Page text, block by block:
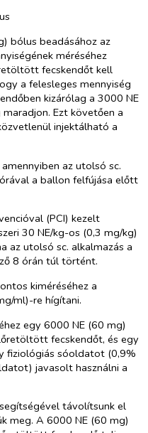
bólus beadásához az
méréséhez
fecskendőt kell
a felesleges mennyiség
kizárólag a 3000 NE
Ezt követően a
injektálható a
az utolsó sc.
a ballon felfújása előtt
(PCI) kezelt
30 NE/kg-os (0,3 mg/kg)
az utolsó sc. alkalmazás a
8 órán túl történt.
kiméréséhez a
ml)-re hígítani.
egy 6000 NE (60 mg)
fecskendőt, és egy
fiziológiás sóoldatot (0,9%
javasolt használni a
távolítsunk el
meg. A 6000 NE (60 mg)